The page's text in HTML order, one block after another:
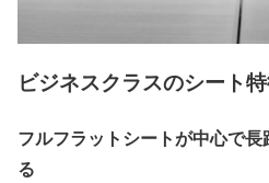
ビジネスクラスのシート
フルフラットシートが中心で
る